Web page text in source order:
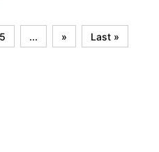
5 ... » Last »